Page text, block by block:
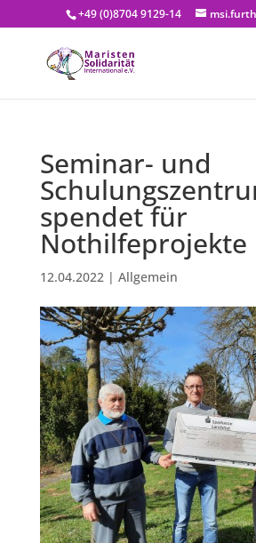
+49 (0)8704 9129-14
Seminar- und
spendet für
Nothilfeprojekte
12.04.2022| Allgemein